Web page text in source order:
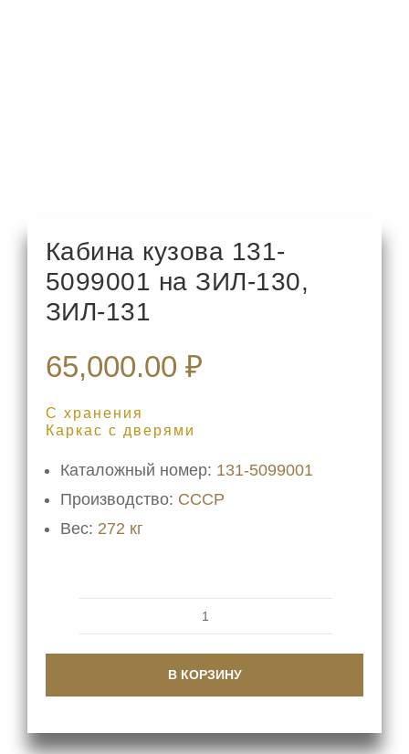
Кабина кузова 131-
5099001 на ЗИЛ-130,
ЗИЛ-131
65,000.00 ₽
С хранения
Каркас с дверями
Каталожный номер: 131-5099001
Производство: СССР
Вес: 272 кг
товара
131-
В КОРЗИНУ